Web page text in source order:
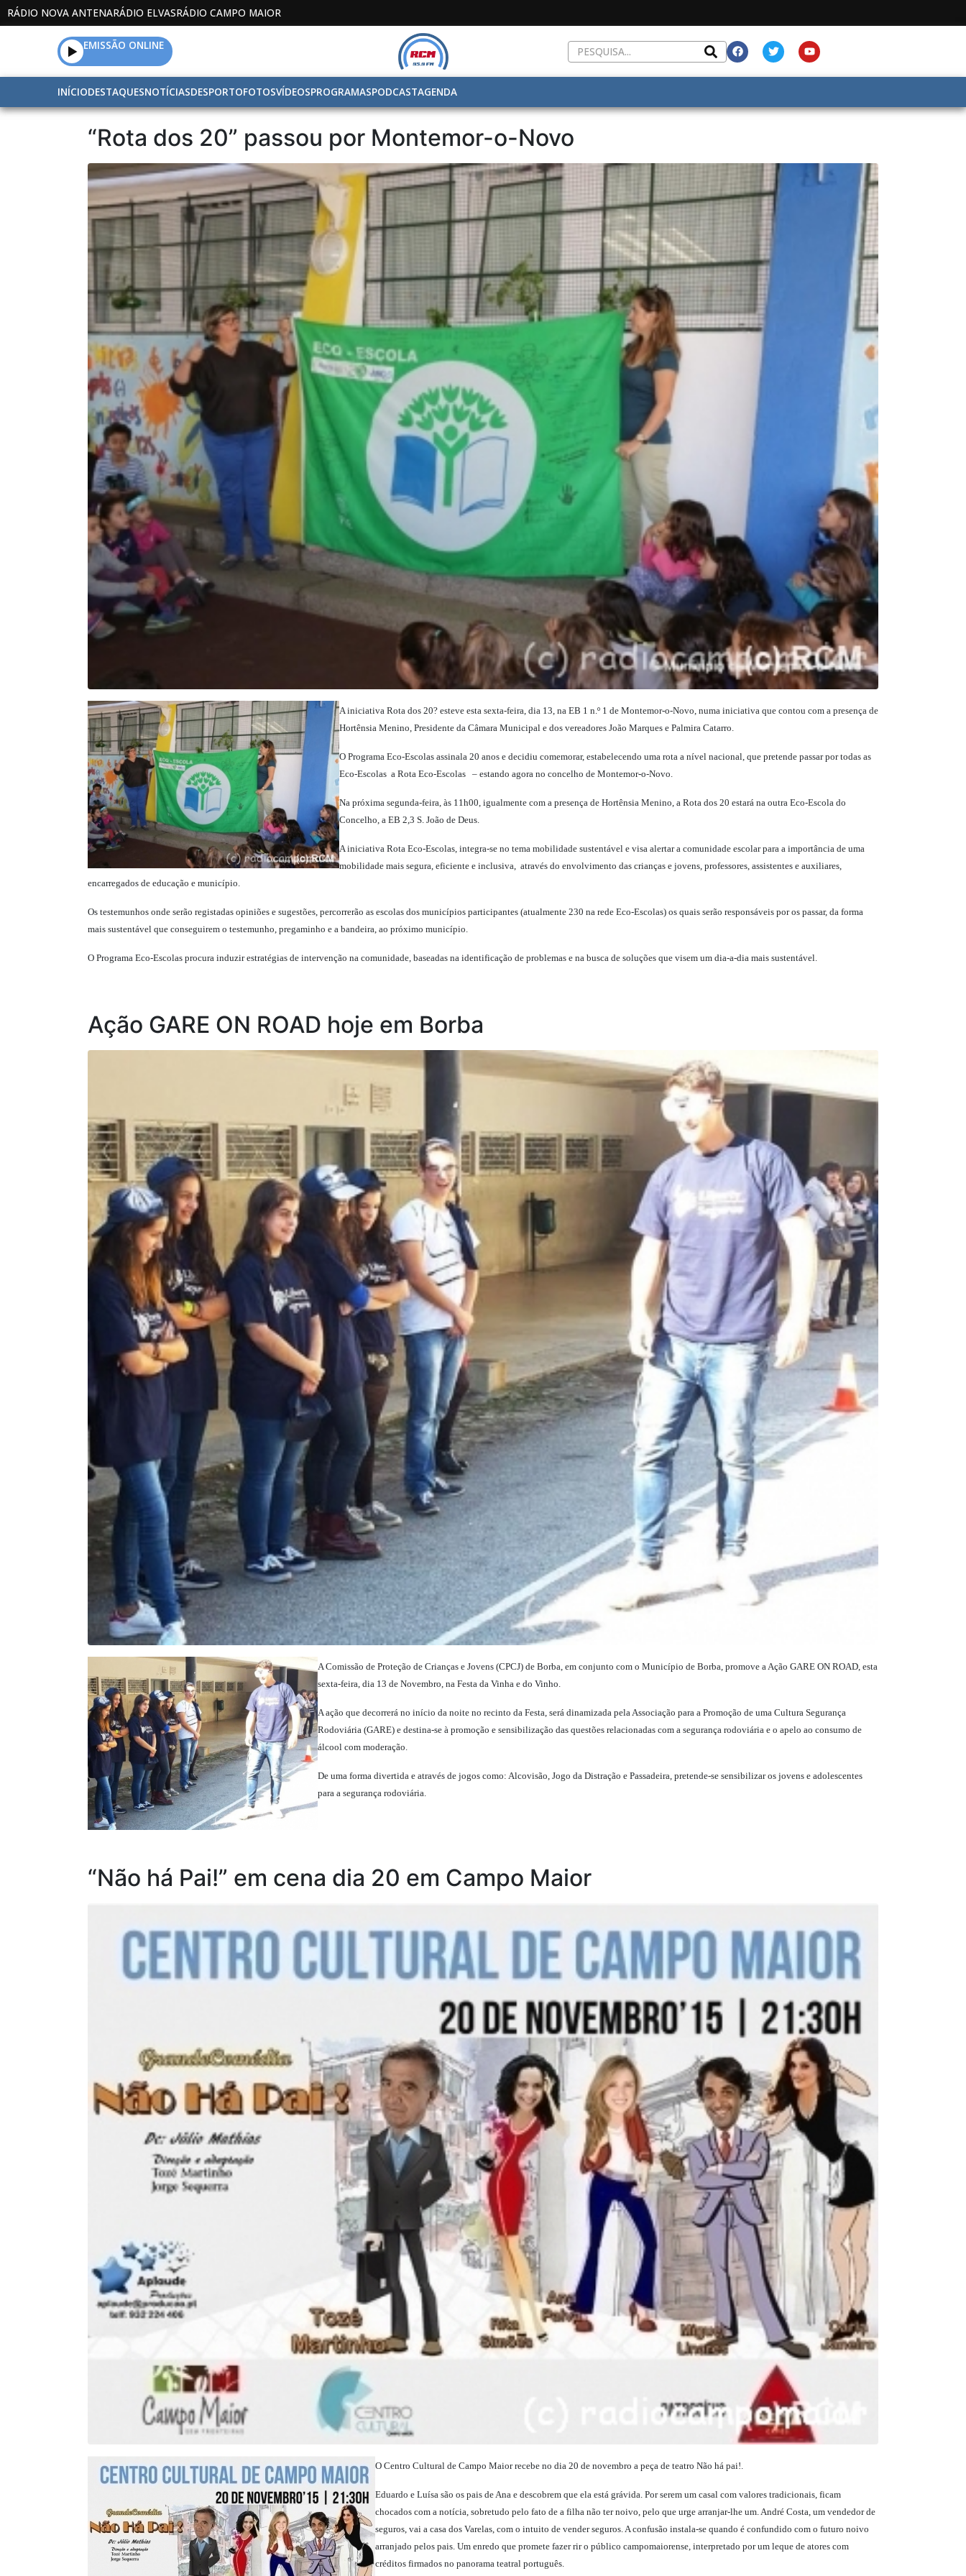
RÁDIO NOVA ANTENARÁDIO ELVASRÁDIO CAMPO MAIOR
EMISSÃO ONLINE
INÍCIODESTAQUESNOTÍCIASDESPORTOFOTOSVÍDEOSPROGRAMASPODCASTAGENDA
“Rota dos 20” passou por Montemor-o-Novo
A iniciativa Rota dos 20? esteve esta sexta-feira, dia 13, na EB 1 n.º 1 de Montemor-o-Novo, numa iniciativa que contou com a presença de
Hortênsia Menino, Presidente da Câmara Municipal e dos vereadores João Marques e Palmira Catarro.
O Programa Eco-Escolas assinala 20 anos e decidiu comemorar, estabelecendo uma rota a nível nacional, que pretende passar por todas as
Eco-Escolas  a Rota Eco-Escolas  – estando agora no concelho de Montemor-o-Novo.
Na próxima segunda-feira, às 11h00, igualmente com a presença de Hortênsia Menino, a Rota dos 20 estará na outra Eco-Escola do
Concelho, a EB 2,3 S. João de Deus.
A iniciativa Rota Eco-Escolas, integra-se no tema mobilidade sustentável e visa alertar a comunidade escolar para a importância de uma
mobilidade mais segura, eficiente e inclusiva, através do envolvimento das crianças e jovens, professores, assistentes e auxiliares,
encarregados de educação e município.
Os testemunhos onde serão registadas opiniões e sugestões, percorrerão as escolas dos municípios participantes (atualmente 230 na rede Eco-Escolas) os quais serão responsáveis por os passar, da forma
mais sustentável que conseguirem o testemunho, pregaminho e a bandeira, ao próximo município.
O Programa Eco-Escolas procura induzir estratégias de intervenção na comunidade, baseadas na identificação de problemas e na busca de soluções que visem um dia-a-dia mais sustentável.
Ação GARE ON ROAD hoje em Borba
A Comissão de Proteção de Crianças e Jovens (CPCJ) de Borba, em conjunto com o Município de Borba, promove a Ação GARE ON ROAD, esta
sexta-feira, dia 13 de Novembro, na Festa da Vinha e do Vinho.
A ação que decorrerá no início da noite no recinto da Festa, será dinamizada pela Associação para a Promoção de uma Cultura Segurança
Rodoviária (GARE) e destina-se à promoção e sensibilização das questões relacionadas com a segurança rodoviária e o apelo ao consumo de
álcool com moderação.
De uma forma divertida e através de jogos como: Alcovisão, Jogo da Distração e Passadeira, pretende-se sensibilizar os jovens e adolescentes
para a segurança rodoviária.
“Não há Pai!” em cena dia 20 em Campo Maior
O Centro Cultural de Campo Maior recebe no dia 20 de novembro a peça de teatro Não há pai!.
Eduardo e Luísa são os pais de Ana e descobrem que ela está grávida. Por serem um casal com valores tradicionais, ficam
chocados com a notícia, sobretudo pelo fato de a filha não ter noivo, pelo que urge arranjar-lhe um. André Costa, um vendedor de
seguros, vai a casa dos Varelas, com o intuito de vender seguros. A confusão instala-se quando é confundido com o futuro noivo
arranjado pelos pais. Um enredo que promete fazer rir o público campomaiorense, interpretado por um leque de atores com
créditos firmados no panorama teatral português.